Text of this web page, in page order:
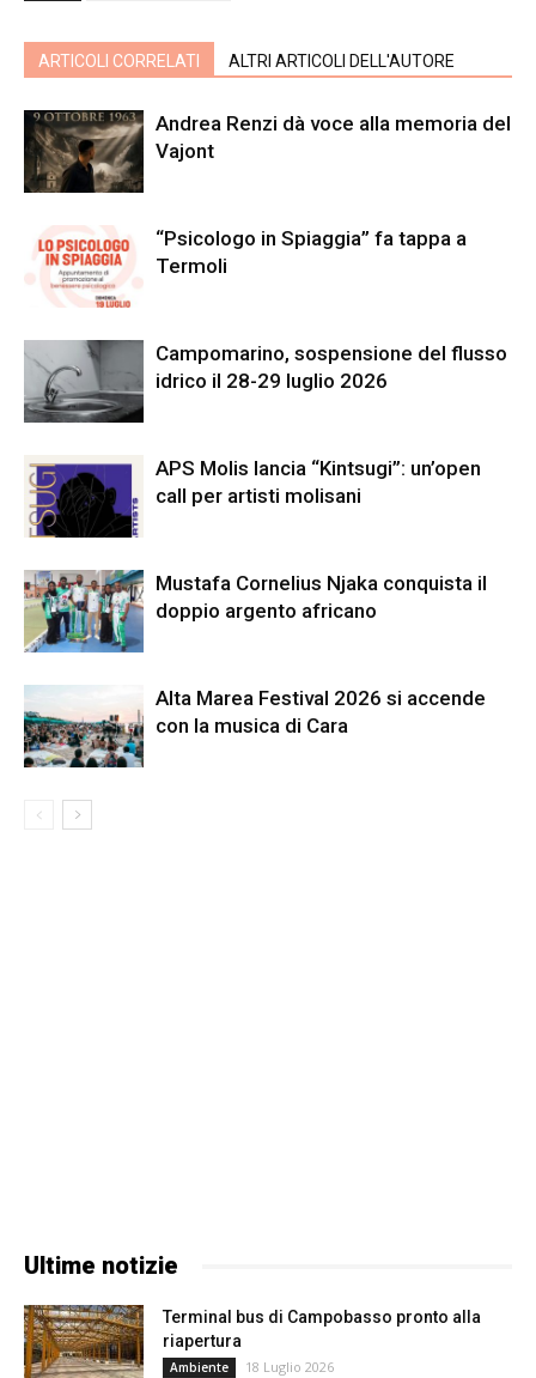
ARTICOLI CORRELATI ALTRI ARTICOLI DELL'AUTORE
Andrea Renzi dà voce alla memoria del
Vajont
“Psicologo in Spiaggia” fa tappa a
Termoli
Campomarino, sospensione del flusso
idrico il 28-29 luglio 2026
APS Molis lancia “Kintsugi”: un’open
call per artisti molisani
Mustafa Cornelius Njaka conquista il
doppio argento africano
Alta Marea Festival 2026 si accende
con la musica di Cara
Ultime notizie
Terminal bus di Campobasso pronto alla
riapertura
Ambiente 18 Luglio 2026